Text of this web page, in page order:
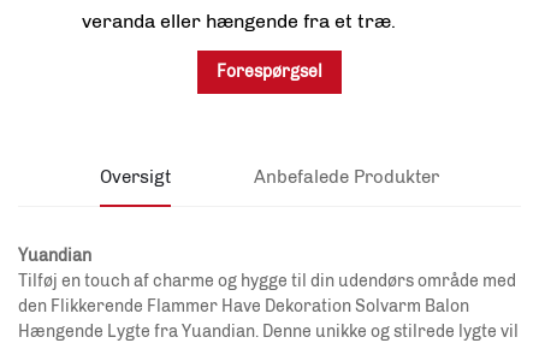
veranda eller hængende fra et træ.
Forespørgsel
Oversigt Anbefalede Produkter
Yuandian
Tilføj en touch af charme og hygge til din udendørs område med
den Flikkerende Flammer Have Dekoration Solvarm Balon
Hængende Lygte fra Yuandian. Denne unikke og stilrede lygte vil